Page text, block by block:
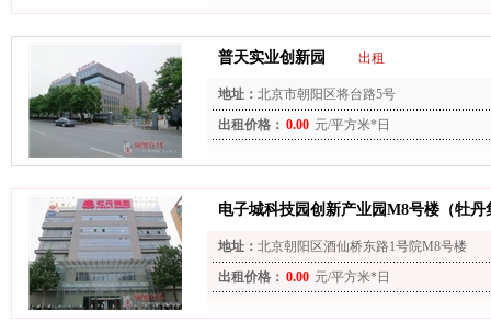
普天实业创新园 出租
地址： 北京市朝阳区将台路5号
出租价格： 0.00 元/平方米*日
电子城科技园创新产业园M8号楼（牡丹
地址： 北京朝阳区酒仙桥东路1号院M8号楼
出租价格： 0.00 元/平方米*日